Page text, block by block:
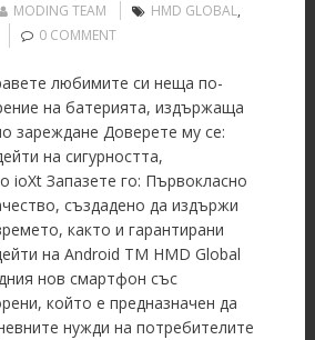
MODING TEAM HMD GLOBAL,
0 COMMENT
любимите си неща по-
на батерията, издържаща
зареждане Доверете му се:
на сигурността,
ioXt Запазете го: Първокласно
създадено да издържи
както и гарантирани
на Android TM HMD Global
нов смартфон със
който е предназначен да
нужди на потребителите